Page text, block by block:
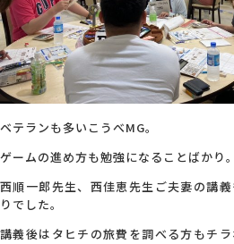
お問い合わせ
ベテランも多いこうべMG。
ゲームの進め方も勉強になることばかり。
西順一郎先生、西佳恵先生ご夫妻の講
りでした。
講義後はタヒチの旅費を調べる方もチ